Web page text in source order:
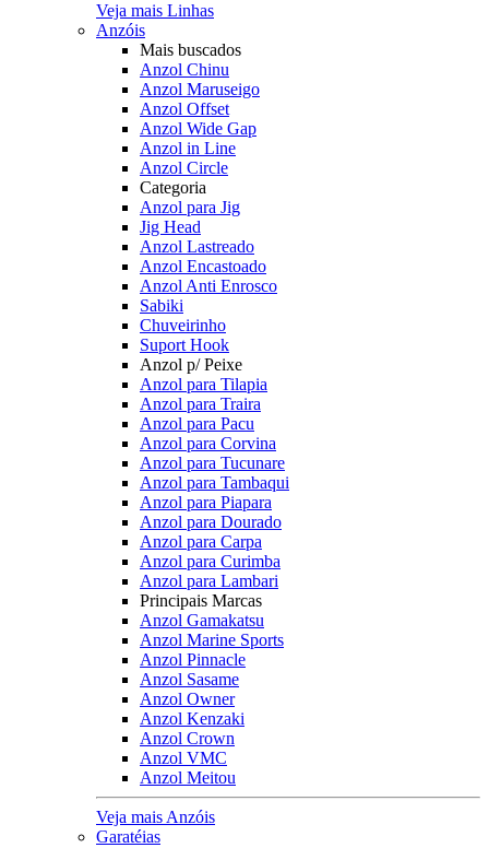
Veja mais Linhas
Anzóis
Mais buscados
Anzol Chinu
Anzol Maruseigo
Anzol Offset
Anzol Wide Gap
Anzol in Line
Anzol Circle
Categoria
Anzol para Jig
Jig Head
Anzol Lastreado
Anzol Encastoado
Anzol Anti Enrosco
Sabiki
Chuveirinho
Suport Hook
Anzol p/ Peixe
Anzol para Tilapia
Anzol para Traira
Anzol para Pacu
Anzol para Corvina
Anzol para Tucunare
Anzol para Tambaqui
Anzol para Piapara
Anzol para Dourado
Anzol para Carpa
Anzol para Curimba
Anzol para Lambari
Principais Marcas
Anzol Gamakatsu
Anzol Marine Sports
Anzol Pinnacle
Anzol Sasame
Anzol Owner
Anzol Kenzaki
Anzol Crown
Anzol VMC
Anzol Meitou
Veja mais Anzóis
Garatéias